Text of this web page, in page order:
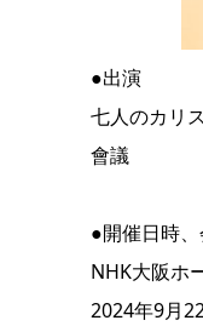
●出演
七人のカリ
會議
●開催日時、
NHK大阪ホ
2024年9月